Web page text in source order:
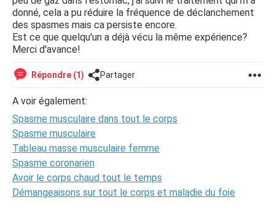
donné, cela a pu réduire la fréquence de déclanchement
des spasmes mais ca persiste encore.
Est ce que quelqu'un a déjà vécu la même expérience?
Merci d'avance!
Répondre (1) Partager
A voir également:
Spasme musculaire dans tout le corps
Spasme musculaire
Tableau masse musculaire femme
Spasme coronarien
Avoir le corps chaud tout le temps
Démangeaisons sur tout le corps et maladie du foie